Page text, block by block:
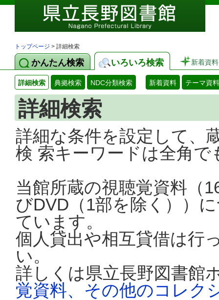
トップページ > 詳細検索
かんたん検索 いろいろ検索 新着資料
詳細検索 典拠検索 NDC分類検索 新着資料 テーマ資料
詳細検索
詳細な条件を設定して、
検 索キーワードは全角
当館所蔵の視聴覚資料（
びDVD（1部を除く））
ています。
個人貸出や相互貸借は行
い。
詳しくは県立長野図書館
覚資料、その他のコレク